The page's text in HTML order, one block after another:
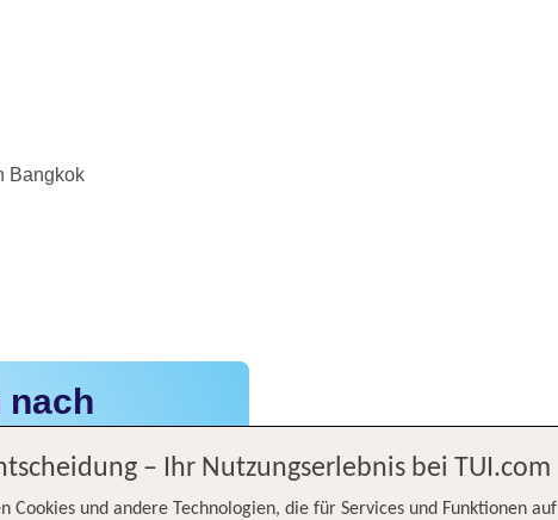
Bangkok
nach
– Ihr Nutzungserlebnis bei TUI.com
Cookies und andere Technologien, die für Services und Funktionen auf